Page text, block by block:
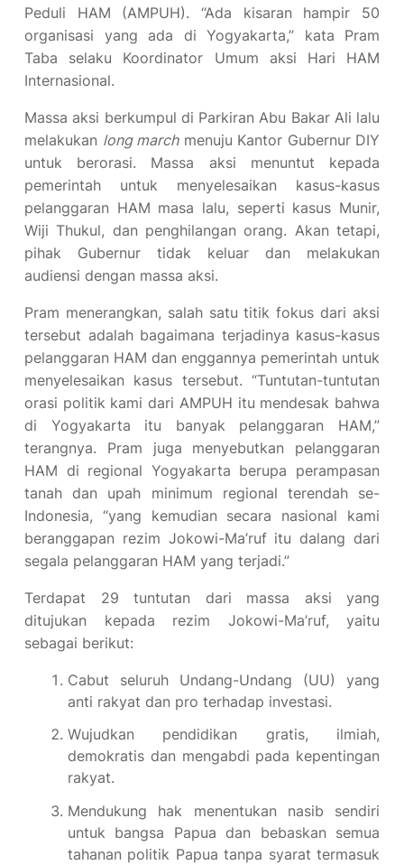
Peduli HAM (AMPUH). “Ada kisaran hampir 50
organisasi yang ada di Yogyakarta,” kata Pram
Taba selaku Koordinator Umum aksi Hari HAM
Internasional.
Massa aksi berkumpul di Parkiran Abu Bakar Ali lalu
melakukan long marchmenuju Kantor Gubernur DIY
untuk berorasi. Massa aksi menuntut kepada
pemerintah untuk menyelesaikan kasus-kasus
pelanggaran HAM masa lalu, seperti kasus Munir,
Wiji Thukul, dan penghilangan orang. Akan tetapi,
pihak Gubernur tidak keluar dan melakukan
audiensi dengan massa aksi.
Pram menerangkan, salah satu titik fokus dari aksi
tersebut adalah bagaimana terjadinya kasus-kasus
pelanggaran HAM dan enggannya pemerintah untuk
menyelesaikan kasus tersebut. “Tuntutan-tuntutan
orasi politik kami dari AMPUH itu mendesak bahwa
di Yogyakarta itu banyak pelanggaran HAM,”
terangnya. Pram juga menyebutkan pelanggaran
HAM di regional Yogyakarta berupa perampasan
tanah dan upah minimum regional terendah se-
Indonesia, “yang kemudian secara nasional kami
beranggapan rezim Jokowi-Ma’ruf itu dalang dari
segala pelanggaran HAM yang terjadi.”
Terdapat 29 tuntutan dari massa aksi yang
ditujukan kepada rezim Jokowi-Ma’ruf, yaitu
sebagai berikut:
Cabut seluruh Undang-Undang (UU) yang
anti rakyat dan pro terhadap investasi.
Wujudkan pendidikan gratis, ilmiah,
demokratis dan mengabdi pada kepentingan
rakyat.
Mendukung hak menentukan nasib sendiri
untuk bangsa Papua dan bebaskan semua
tahanan politik Papua tanpa syarat termasuk